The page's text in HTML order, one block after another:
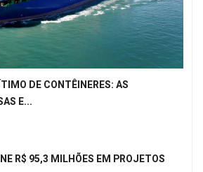
DE CONTÊINERES: AS
E...
R$ 95,3 MILHÕES EM PROJETOS